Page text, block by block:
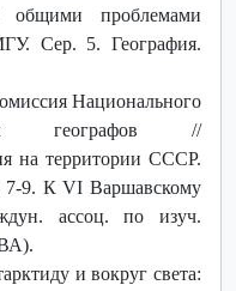
проблемами
Сер. 5. География.
Национального
географов //
на территории СССР.
9. К VI Варшавскому
ассоц. по изуч.
и вокруг света: